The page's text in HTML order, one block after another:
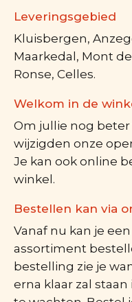
Leveringsgebied
Kluisbergen,
Maarkedal, Mont
Ronse, Celles.
Welkom in de
Om jullie nog
wijzigden onze
Je kan ook online
winkel.
Bestellen kan via
Vanaf nu kan je
assortiment
bestelling zie je
erna klaar zal